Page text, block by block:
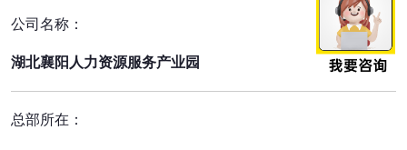
公司名称：
湖北襄阳人力资源服务产业园
总部所在：